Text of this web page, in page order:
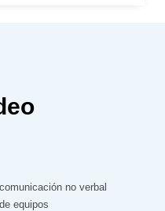
no verbal
equipos